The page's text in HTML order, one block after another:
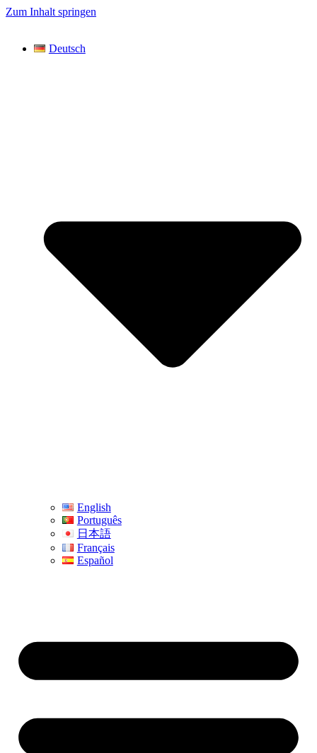
Zum Inhalt springen
Deutsch
English
Português
日本語
Français
Español